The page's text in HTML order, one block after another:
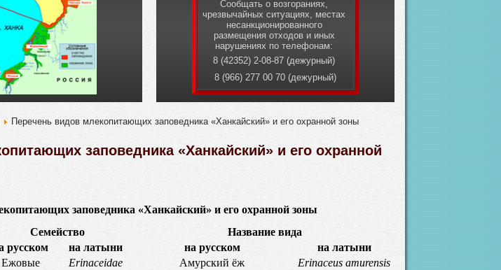
Сообщать о возгораниях,
чрезвычайных ситуациях, местах
несанкционированного
размещения отходов и иных
нарушениях по телефонам:
8 (42352) 2-08-87 (дежурный)
8 (966) 277 00 70 (дежурный)
Перечень видов млекопитающих заповедника «Ханкайский» и его охранной зоны
заповедника «Ханкайский» и его охранной
заповедника «Ханкайский» и его охранной зоны
Семейство
Название вида
русском на латыни на русском
на латыни
Ежовые Erinaceidae Амурский ёж
Erinaceus amurensis